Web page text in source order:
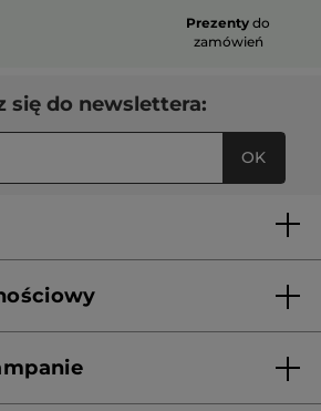
Prezenty do
zamówień
się do newslettera:
OK